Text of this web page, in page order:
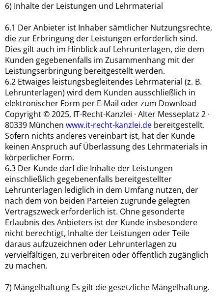
6) Inhalte der Leistungen und Lehrmaterial
6.1 Der Anbieter ist Inhaber sämtlicher Nutzungsrechte,
die zur Erbringung der Leistungen erforderlich sind.
Dies gilt auch im Hinblick auf Lehrunterlagen, die dem
Kunden gegebenenfalls im Zusammenhang mit der
Leistungserbringung bereitgestellt werden.
6.2 Etwaiges leistungsbegleitendes Lehrmaterial (z. B.
Lehrunterlagen) wird dem Kunden ausschließlich in
elektronischer Form per E-Mail oder zum Download
Copyright © 2025, IT-Recht-Kanzlei · Alter Messeplatz 2 ·
80339 München www.it-recht-kanzlei.de bereitgestellt.
Sofern nichts anderes vereinbart ist, hat der Kunde
keinen Anspruch auf Überlassung des Lehrmaterials in
körperlicher Form.
6.3 Der Kunde darf die Inhalte der Leistungen
einschließlich gegebenenfalls bereitgestellter
Lehrunterlagen lediglich in dem Umfang nutzen, der
nach dem von beiden Parteien zugrunde gelegten
Vertragszweck erforderlich ist. Ohne gesonderte
Erlaubnis des Anbieters ist der Kunde insbesondere
nicht berechtigt, Inhalte der Leistungen oder Teile
daraus aufzuzeichnen oder Lehrunterlagen zu
vervielfältigen, zu verbreiten oder öffentlich zugänglich
zu machen.
7) Mängelhaftung Es gilt die gesetzliche Mängelhaftung.